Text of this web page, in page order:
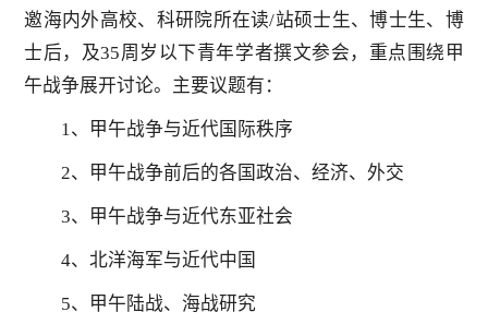
邀海内外高校、科研院所在读/站硕士生、博士生、博
士后，及35周岁以下青年学者撰文参会，重点围绕甲
午战争展开讨论。主要议题有：
1、甲午战争与近代国际秩序
2、甲午战争前后的各国政治、经济、外交
3、甲午战争与近代东亚社会
4、北洋海军与近代中国
5、甲午陆战、海战研究